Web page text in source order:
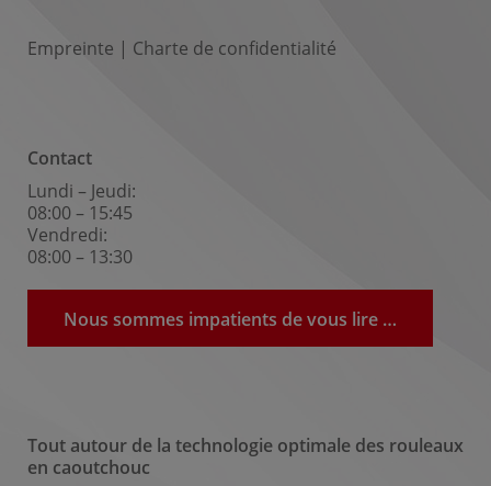
Empreinte | Charte de confidentialité
Contact
Lundi – Jeudi:
08:00 – 15:45
Vendredi:
08:00 – 13:30
Nous sommes impatients de vous lire …
Tout autour de la technologie optimale des rouleaux
en caoutchouc